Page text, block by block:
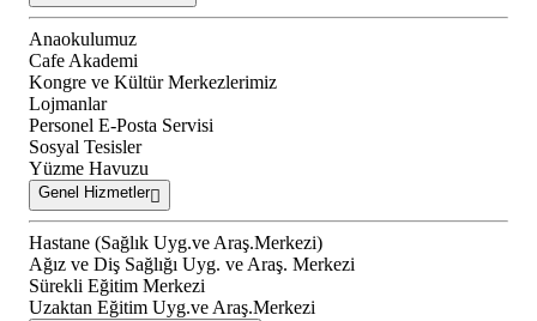
Anaokulumuz
Cafe Akademi
Kongre ve Kültür Merkezlerimiz
Lojmanlar
Personel E-Posta Servisi
Sosyal Tesisler
Yüzme Havuzu
Genel Hizmetler
Hastane (Sağlık Uyg.ve Araş.Merkezi)
Ağız ve Diş Sağlığı Uyg. ve Araş. Merkezi
Sürekli Eğitim Merkezi
Uzaktan Eğitim Uyg.ve Araş.Merkezi